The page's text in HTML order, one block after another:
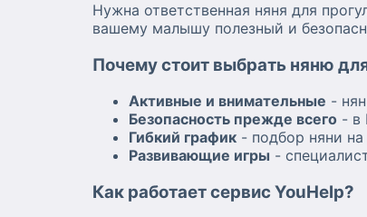
Нужна ответственная няня для
вашему малышу полезный и
Почему стоит выбрать няню
Активные и внимательные -
Безопасность прежде всего - в
Гибкий график - подбор няни
Развивающие игры -
Как работает сервис YouHelp?